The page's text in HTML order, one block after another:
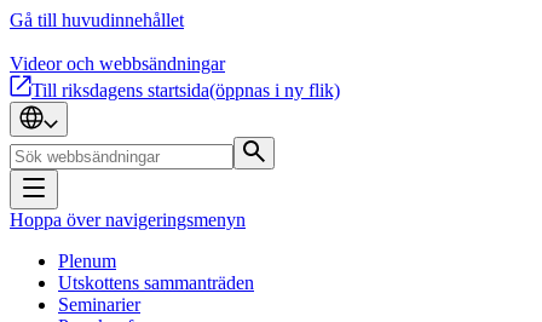
Gå till huvudinnehållet
Videor och webbsändningar
Till riksdagens startsida(öppnas i ny flik)
Hoppa över navigeringsmenyn
Plenum
Utskottens sammanträden
Seminarier